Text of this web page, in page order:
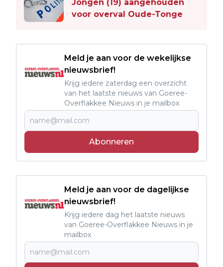
Jongen (19) aangehouden
voor overval Oude-Tonge
Meld je aan voor de wekelijkse
nieuwsbrief!
Krijg iedere zaterdag een overzicht
van het laatste nieuws van Goeree-
Overflakkee Nieuws in je mailbox
Abonneren
Meld je aan voor de dagelijkse
nieuwsbrief!
Krijg iedere dag het laatste nieuws
van Goeree-Overflakkee Nieuws in je
mailbox